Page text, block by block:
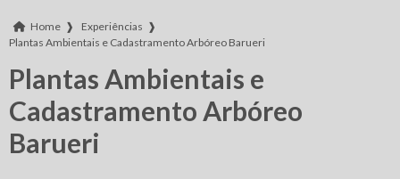
Home ❱ Experiências ❱
Plantas Ambientais e Cadastramento Arbóreo Barueri
Plantas Ambientais e
Cadastramento Arbóreo
Barueri